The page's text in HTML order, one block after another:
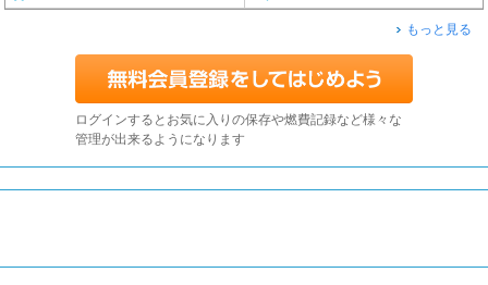
もっと見る
ログインするとお気に入りの保存や燃費記録など様々な
管理が出来るようになります